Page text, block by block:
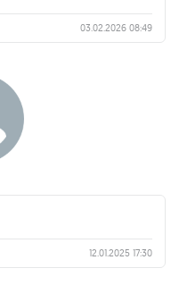
03.02.2026 08:49
12.01.2025 17:30